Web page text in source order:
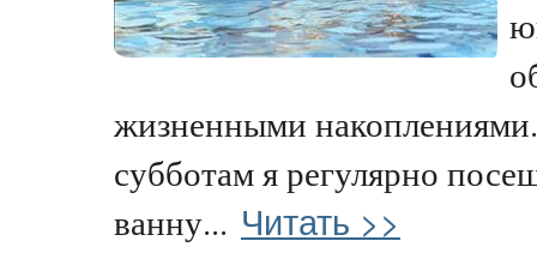
жизненными
субботам я регулярно
ванну... Читать >>